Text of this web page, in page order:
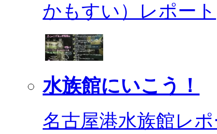
かもすい）レポート
水族館にいこう！
名古屋港水族館レ